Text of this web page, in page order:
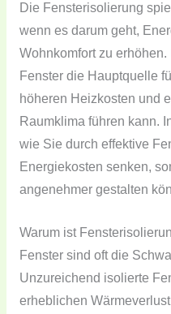
Die Fensterisolierung
wenn es darum geht,
Wohnkomfort zu
Fenster die Hauptquelle
höheren Heizkosten und
Raumklima führen kann.
wie Sie durch effektive
Energiekosten senken,
angenehmer gestalten
Warum ist
Fenster sind oft die
Unzureichend isolierte
erheblichen